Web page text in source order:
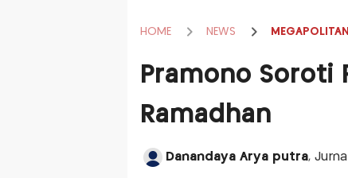
HOME NEWS MEGAPOLITAN
Pramono Soroti
Ramadhan
Danandaya Arya putra,